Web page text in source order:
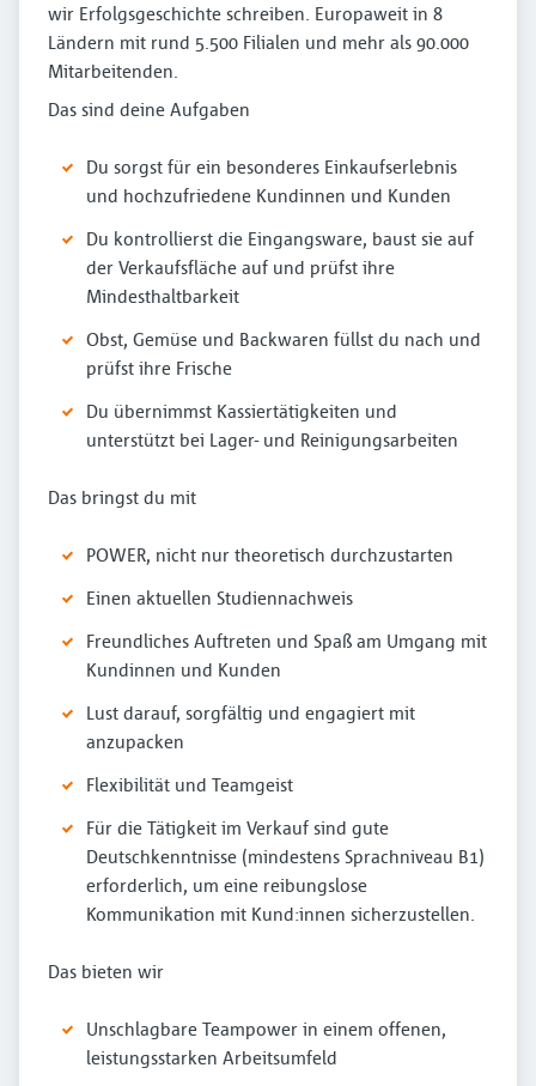
wir Erfolgsgeschichte schreiben. Europaweit in 8
Ländern mit rund 5.500 Filialen und mehr als 90.000
Mitarbeitenden.
Das sind deine Aufgaben
Du sorgst für ein besonderes Einkaufserlebnis
und hochzufriedene Kundinnen und Kunden
Du kontrollierst die Eingangsware, baust sie auf
der Verkaufsfläche auf und prüfst ihre
Mindesthaltbarkeit
Obst, Gemüse und Backwaren füllst du nach und
prüfst ihre Frische
Du übernimmst Kassiertätigkeiten und
unterstützt bei Lager- und Reinigungsarbeiten
Das bringst du mit
POWER, nicht nur theoretisch durchzustarten
Einen aktuellen Studiennachweis
Freundliches Auftreten und Spaß am Umgang mit
Kundinnen und Kunden
Lust darauf, sorgfältig und engagiert mit
anzupacken
Flexibilität und Teamgeist
Für die Tätigkeit im Verkauf sind gute
Deutschkenntnisse (mindestens Sprachniveau B1)
erforderlich, um eine reibungslose
Kommunikation mit Kund:innen sicherzustellen.
Das bieten wir
Unschlagbare Teampower in einem offenen,
leistungsstarken Arbeitsumfeld